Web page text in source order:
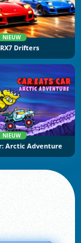
NIEUW
Drifters
NIEUW
Arctic Adventure